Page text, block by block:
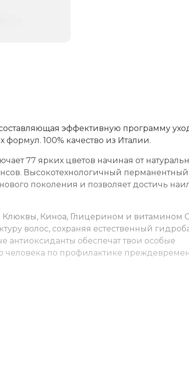
эффективную программу
100% качество из Италии.
77 ярких цветов начиная от
Высокотехнологичный перманентный
поколения и позволяет достичь
Клюквы, Киноа, Глицерином и витамином
волос, сохраняя естественный
обеспечат твои особые
по профилактике